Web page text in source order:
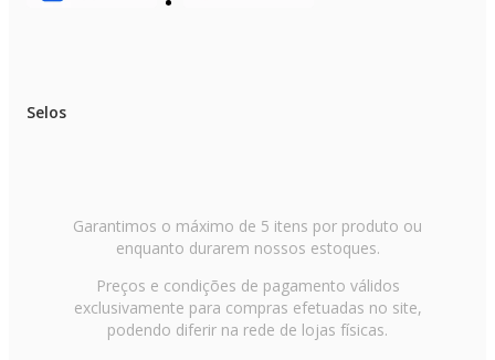
Selos
Garantimos o máximo de 5 itens por produto ou
enquanto durarem nossos estoques.
Preços e condições de pagamento válidos
exclusivamente para compras efetuadas no site,
podendo diferir na rede de lojas físicas.